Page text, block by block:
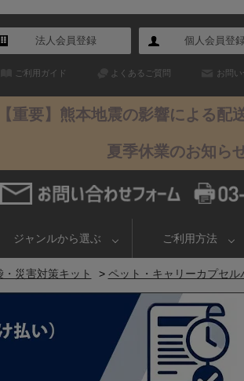
法人会員登録 個人会員登
ご利用ガイド よくあるご質問 お問
重要】熊本地震の影響による配
夏季休業のお知ら
ジャンルから選ぶ ご利用方法
災害対策キット > ペット・キャリーカプセ